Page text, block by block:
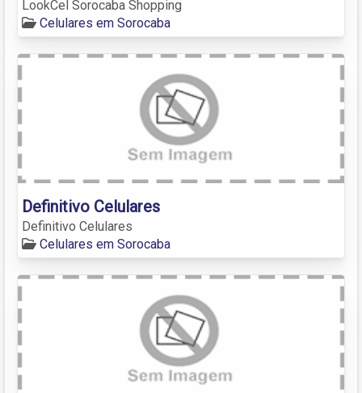
LookCel Sorocaba Shopping
Celulares em Sorocaba
Definitivo Celulares
Definitivo Celulares
Celulares em Sorocaba